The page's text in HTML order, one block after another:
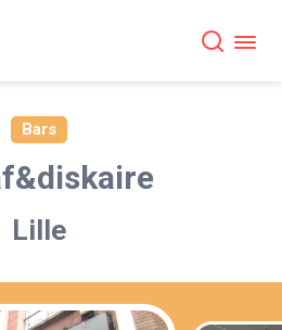
Bars
Lille